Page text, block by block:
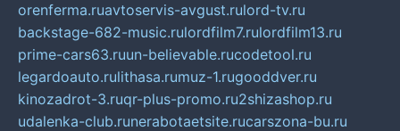
orenferma.ruavtoservis-avgust.rulord-tv.ru
backstage-682-music.rulordfilm7.rulordfilm13.ru
prime-cars63.ruun-believable.rucodetool.ru
legardoauto.rulithasa.rumuz-1.rugooddver.ru
kinozadrot-3.ruqr-plus-promo.ru2shizashop.ru
udalenka-club.runerabotaetsite.rucarszona-bu.ru